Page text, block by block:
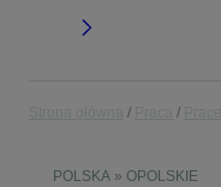
POLSKA » OPOLSKIE